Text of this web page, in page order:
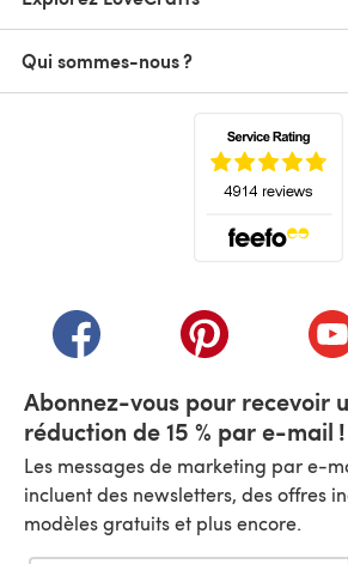
Qui sommes-nous ?
(s'ouvre dans un nouvel onglet)
(s'ouvre dans
Abonnez-vous pour recevoir
réduction de 15 % par e-mail !
Les messages de marketing par e-
incluent des newsletters, des offres
modèles gratuits et plus encore.